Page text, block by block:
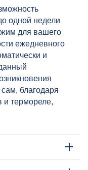
одной недели
для вашего
ежедневного
и
благодаря
и термореле,